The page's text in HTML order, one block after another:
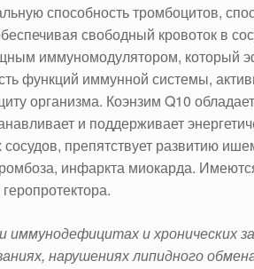
способность тромбоцитов,
свободный кровоток в
иммуномодулятором, который
функций иммунной системы,
организма. Коэнзим Q10 обладает
и поддерживает
препятствует развитию
инфаркта миокарда.
иммунодефицитах и хронических
нарушениях липидного